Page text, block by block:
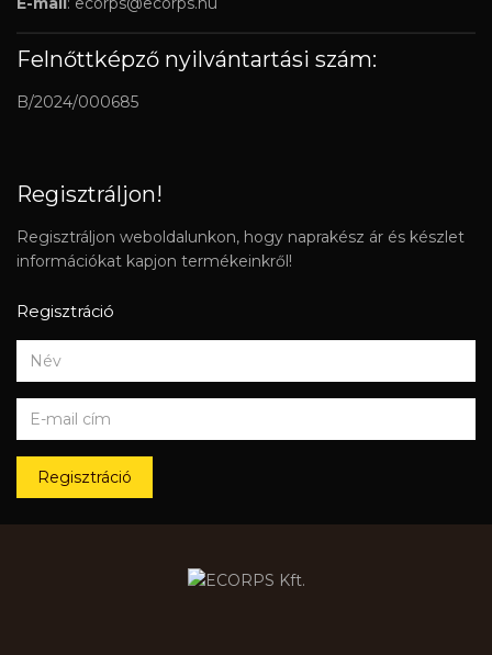
Felnőttképző nyilvántartási szám:
B/2024/000685
Regisztráljon!
Regisztráljon weboldalunkon, hogy naprakész ár és készlet
információkat kapjon termékeinkről!
Regisztráció
Regisztráció